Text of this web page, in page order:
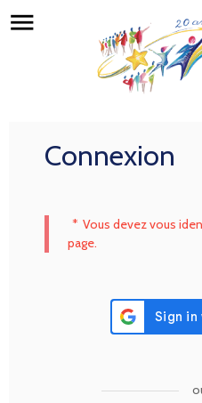
menu
Connexion
* Vous devez vous
page.